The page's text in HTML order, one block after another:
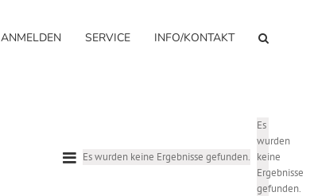
ANMELDEN SERVICE INFO/KONTAKT
Hinweis
Es
wurden
keine
Ergebnisse
gefunden.
Hinweis
Es wurden keine Ergebnisse gefunden.
Ansichten-
Veranstaltung
Liste